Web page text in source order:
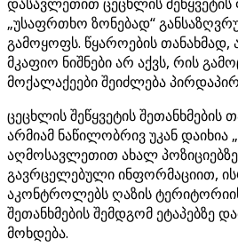
„უსაფრთხო ზონებად“
გამოყოფს. წყაროების თანახმად,
მკაფიო ნიშნები არ აქვს, რის
მოქალაქეები შეიძლება პირდაპირ
ცეცხლის შეწყვეტის შეთანხმების
არმიამ ნაწილობრივ უკან დაიხია
აღმოსავლეთით ახალ
გავრცელებული ინფორმაციით,
აკონტროლებს ღაზის
შეთანხმების შემდგომ ეტაპებზე
მოხდება.